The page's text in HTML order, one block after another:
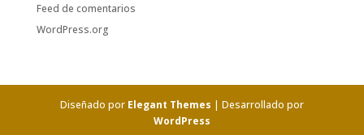
Feed de comentarios
WordPress.org
Diseñado por Elegant Themes | Desarrollado por
WordPress